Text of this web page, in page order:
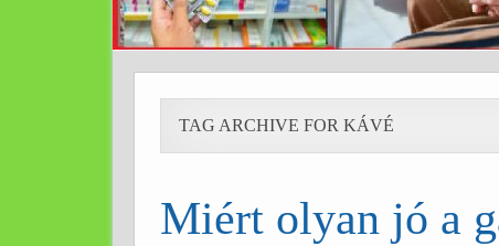
TAG ARCHIVE FOR KÁVÉ
Miért olyan jó a